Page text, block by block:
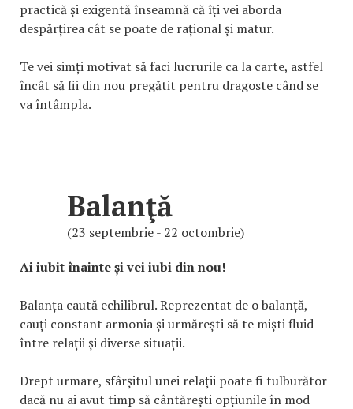
practică și exigentă înseamnă că îți vei aborda
despărțirea cât se poate de rațional și matur.
Te vei simți motivat să faci lucrurile ca la carte, astfel
încât să fii din nou pregătit pentru dragoste când se
va întâmpla.
Balanţă
(23 septembrie - 22 octombrie)
Ai iubit înainte și vei iubi din nou!
Balanța caută echilibrul. Reprezentat de o balanță,
cauți constant armonia și urmărești să te miști fluid
între relații și diverse situații.
Drept urmare, sfârșitul unei relații poate fi tulburător
dacă nu ai avut timp să cântărești opțiunile în mod